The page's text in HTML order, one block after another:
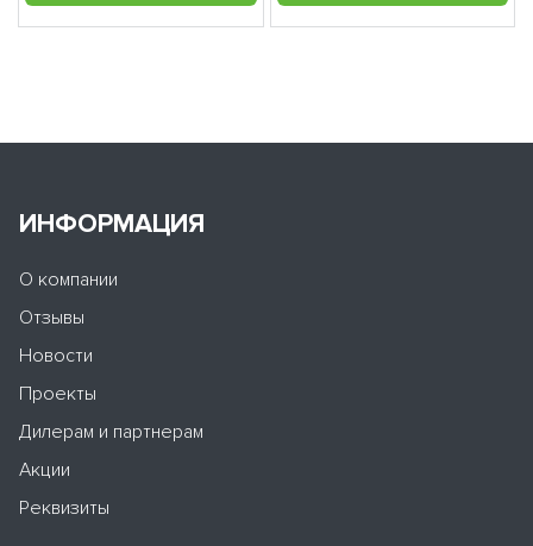
ИНФОРМАЦИЯ
О компании
Отзывы
Новости
Проекты
Дилерам и партнерам
Акции
Реквизиты